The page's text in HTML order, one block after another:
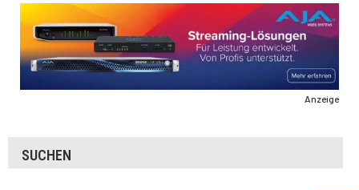
Anzeige
SUCHEN